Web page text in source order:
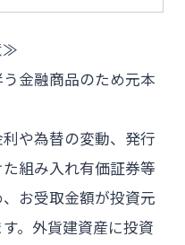
≫
金融商品のため元本
や為替の変動、発行
組み入れ有価証券等
お受取金額が投資元
。外貨建資産に投資